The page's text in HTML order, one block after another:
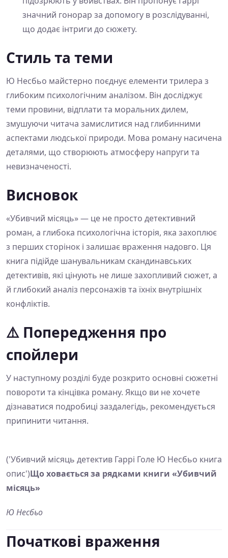
значний гонорар за допомогу в розслідуванні,
що додає інтриги до сюжету.
Стиль та теми
Ю Несбьо майстерно поєднує елементи трилера з
глибоким психологічним аналізом. Він досліджує
теми провини, відплати та моральних дилем,
змушуючи читача замислитися над глибинними
аспектами людської природи. Мова роману насичена
деталями, що створюють атмосферу напруги та
невизначеності.
Висновок
«Убивчий місяць» — це не просто детективний
роман, а глибока психологічна історія, яка захоплює
з перших сторінок і залишає враження надовго. Ця
книга підійде шанувальникам скандинавських
детективів, які цінують не лише захопливий сюжет, а
й глибокий аналіз персонажів та їхніх внутрішніх
конфліктів.
⚠️ Попередження про
спойлери
У наступному розділі буде розкрито основні сюжетні
повороти та кінцівка роману. Якщо ви не хочете
дізнаватися подробиці заздалегідь, рекомендується
припинити читання.
('Убивчий місяць детектив Гаррі Голе Ю Несбьо книга
опис')Що ховається за рядками книги «Убивчий
місяць»
Ю Несбьо
Початкові враження